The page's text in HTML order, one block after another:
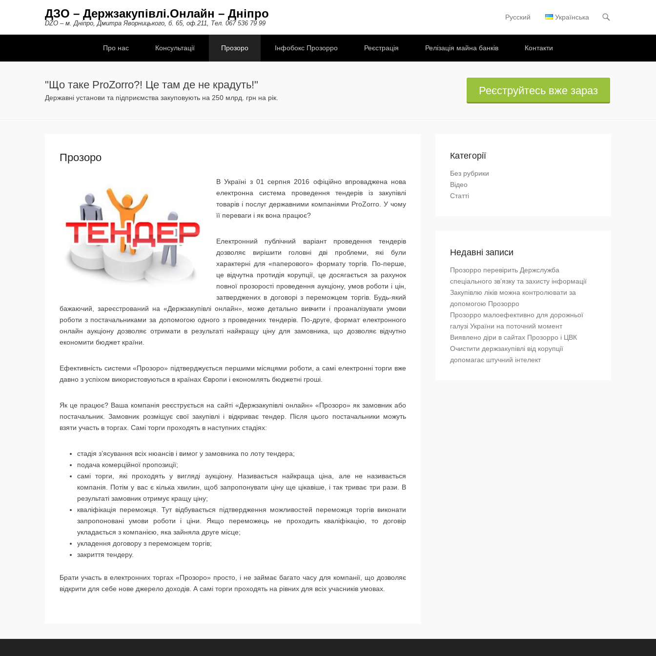
ДЗО – Держзакупівлі.Онлайн – Дніпро
DZO – м. Дніпро, Дмитра Яворницького, б. 65, оф.211, Тел. 067 536 79 99
Primary Menu
Skip to content
Русский Українська
Про нас
Консультації Прозоро Інфобокс Прозорро Реєстрація Релізація майна банків Контакти
"Що таке ProZorro?! Це там де не крадуть!"
Державні установи та підприємства закуповують на 250 млрд. грн на рік.
Реєструйтесь вже зараз
Прозоро
В Україні з 01 серпня 2016 офіційно впроваджена нова
електронна система проведення тендерів із закупівлі
товарів і послуг державними компаніями ProZorro. У чому
її переваги і як вона працює?
Електронний публічний варіант проведення тендерів
дозволяє вирішити головні дві проблеми, які були
характерні для «паперового» формату торгів. По-перше,
це відчутна протидія корупції, це досягається за рахунок
повної прозорості проведення аукціону, умов роботи і цін,
затверджених в договорі з переможцем торгів. Будь-який
бажаючий, зареєстрований на «Держзакупівлі онлайн», може детально вивчити і проаналізувати умови
роботи з постачальниками за допомогою одного з проведених тендерів. По-друге, формат електронного
онлайн аукціону дозволяє отримати в результаті найкращу ціну для замовника, що дозволяє відчутно
економити бюджет країни.
Ефективність системи «Прозоро» підтверджується першими місяцями роботи, а самі електронні торги вже
давно з успіхом використовуються в країнах Європи і економлять бюджетні гроші.
Як це працює? Ваша компанія реєструється на сайті «Держзакупівлі онлайн» «Прозоро» як замовник або
постачальник. Замовник розміщує свої закупівлі і відкриває тендер. Після цього постачальники можуть
взяти участь в торгах. Самі торги проходять в наступних стадіях:
стадія з’ясування всіх нюансів і вимог у замовника по лоту тендера;
подача комерційної пропозиції;
самі торги, які проходять у вигляді аукціону. Називається найкраща ціна, але не називається
компанія. Потім у вас є кілька хвилин, щоб запропонувати ціну ще цікавіше, і так триває три рази. В
результаті замовник отримує кращу ціну;
кваліфікація переможця. Тут відбувається підтвердження можливостей переможця торгів виконати
запропоновані умови роботи і ціни. Якщо переможець не проходить кваліфікацію, то договір
укладається з компанією, яка зайняла друге місце;
укладення договору з переможцем торгів;
закриття тендеру.
Брати участь в електронних торгах «Прозоро» просто, і не займає багато часу для компанії, що дозволяє
відкрити для себе нове джерело доходів. А самі торги проходять на рівних для всіх учасників умовах.
Категорії
Без рубрики
Відео
Статті
Недавні записи
Прозорро перевірить Держслужба
спеціального зв’язку та захисту інформації
Закупівлю ліків можна контролювати за
допомогою Прозорро
Прозорро малоефективно для дорожньої
галузі України на поточний момент
Виявлено діри в сайтах Прозорро і ЦВК
Очистити держзакупівлі від корупції
допомагає штучний інтелект